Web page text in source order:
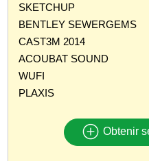
SKETCHUP
BENTLEY SEWERGEMS
CAST3M 2014
ACOUBAT SOUND
WUFI
PLAXIS
Obtenir